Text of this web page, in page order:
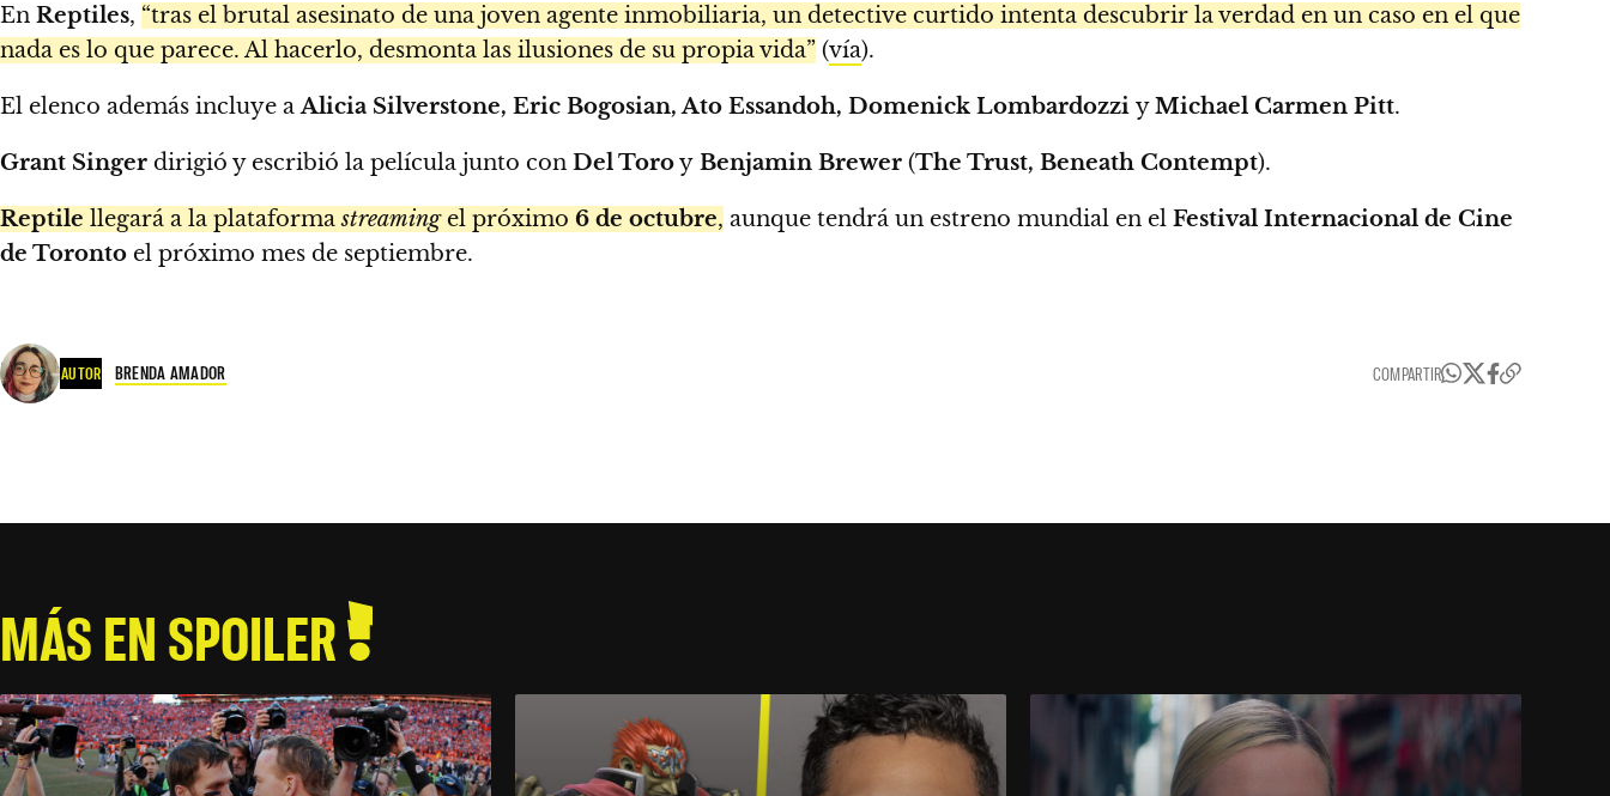
En Reptiles, “tras el brutal asesinato de una joven agente inmobiliaria, un detective curtido intenta descubrir la verdad en un caso en el que
nada es lo que parece. Al hacerlo, desmonta las ilusiones de su propia vida” (vía).
El elenco además incluye aAlicia Silverstone, Eric Bogosian, Ato Essandoh, Domenick Lombardozzi yMichael Carmen Pitt.
Grant Singer dirigió y escribió la película junto con Del Toroy Benjamin Brewer (The Trust, Beneath Contempt).
Reptile llegará a la plataformastreamingel próximo 6 de octubre, aunque tendrá un estreno mundial en el Festival Internacional de Cine
de Toronto el próximo mes de septiembre.
AUTOR BRENDA AMADOR COMPARTIR
MÁS EN SPOILER